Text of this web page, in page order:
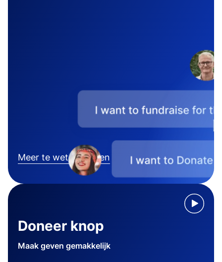
Meer te weten komen
Doneer knop
Maak geven gemakkelijk